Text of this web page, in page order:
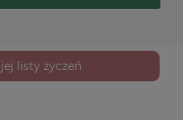
listy życzeń